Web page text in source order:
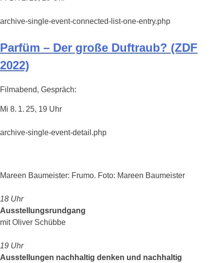
archive-single-event-connected-list-one-entry.php
Parfüm – Der große Duftraub? (ZDF
2022)
Filmabend, Gespräch:
Mi 8. 1. 25, 19 Uhr
archive-single-event-detail.php
Mareen Baumeister: Frumo. Foto: Mareen Baumeister
18 Uhr
Ausstellungsrundgang
mit Oliver Schübbe
19 Uhr
Ausstellungen nachhaltig denken und nachhaltig